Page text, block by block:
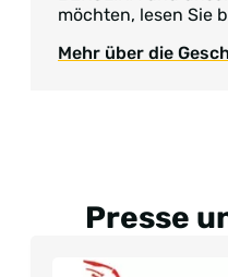
möchten, lesen Sie
Mehr über die
Presse